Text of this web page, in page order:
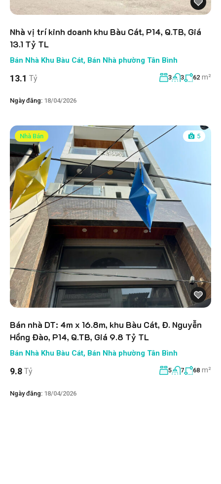
Nhà vị trí kinh doanh khu Bàu Cát, P14, Q.TB, Giá
13.1 Tỷ TL
Bán Nhà Khu Bàu Cát, Bán Nhà phường Tân Bình
13.1 Tỷ 3 3 62 m²
Ngày đăng: 18/04/2026
Nhà Bán 5
Bán nhà DT: 4m x 16.8m, khu Bàu Cát, Đ. Nguyễn
Hồng Đào, P14, Q.TB, Giá 9.8 Tỷ TL
Bán Nhà Khu Bàu Cát, Bán Nhà phường Tân Bình
9.8 Tỷ 5 7 68 m²
Ngày đăng: 18/04/2026